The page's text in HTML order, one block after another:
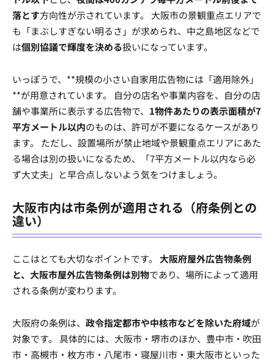
落とす方向性が示されています。 大阪市の景観重点エリアで
も「まぶしすぎない明るさ」が求められ、中之島地区などで
は個別協議で輝度を決める扱いになっています。
いっぽうで、**規模の小さい自家用広告物には「適用除外」
**が用意されています。 自分の店名や事業内容を、自分の店
舗や事業所に表示する広告物で、 1物件あたりの表示面積が7
平方メートル以内のものは、許可が不要になるケースがあり
ます。 ただし、設置場所が禁止地域や景観重点エリアにあた
る場合は別の扱いになるため、「7平方メートル以内なら必
ず大丈夫」と早合点しないよう気をつけましょう。
大阪市内は市条例が適用される（府条例との
違い）
ここはとても大切なポイントです。 大阪府屋外広告物条例
と、大阪市屋外広告物条例は別物であり、場所によって適用
される条例が変わります。
大阪府の条例は、 政令指定都市や中核市などを除いた府域が
対象です。 具体的には、大阪市・堺市のほか、豊中市・吹田
市・高槻市・枚方市・八尾市・寝屋川市・東大阪市といった